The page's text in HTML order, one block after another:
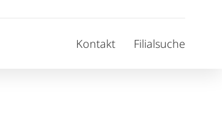
Kontakt Filialsuche